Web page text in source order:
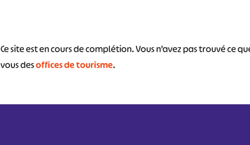
Ce site est en cours de complétion. Vous n’avez pas trouvé ce
vous desoffices de tourisme.